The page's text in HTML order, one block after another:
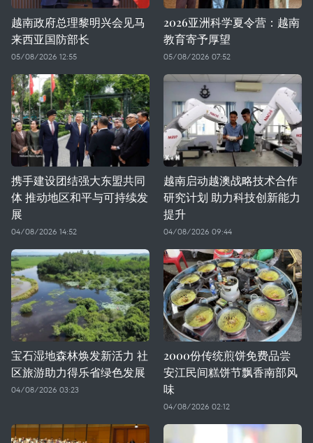
越南政府总理黎明兴会见马
来西亚国防部长
05/08/2026 12:55
2026亚洲科学夏令营：越南
教育寄予厚望
05/08/2026 07:52
携手建设团结强大东盟共同
体 推动地区和平与可持续发
展
04/08/2026 14:52
越南启动越澳战略技术合作
研究计划 助力科技创新能力
提升
04/08/2026 09:44
宝石湿地森林焕发新活力 社
区旅游助力得乐省绿色发展
04/08/2026 03:23
2000份传统煎饼免费品尝
安江民间糕饼节飘香南部风
味
04/08/2026 02:12